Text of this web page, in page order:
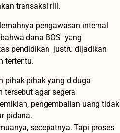
transaksi riil.
pengawasan internal
dana BOS yang
pendidikan justru dijadikan
tertentu.
pihak-pihak yang diduga
tersebut agar segera
pengembalian uang tidak
pidana.
secepatnya. Tapi proses